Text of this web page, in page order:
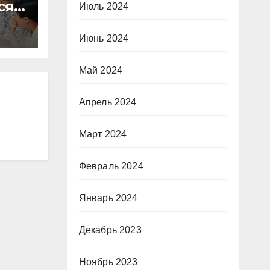
Июль 2024
Июнь 2024
Май 2024
Апрель 2024
Март 2024
Февраль 2024
Январь 2024
Декабрь 2023
Ноябрь 2023